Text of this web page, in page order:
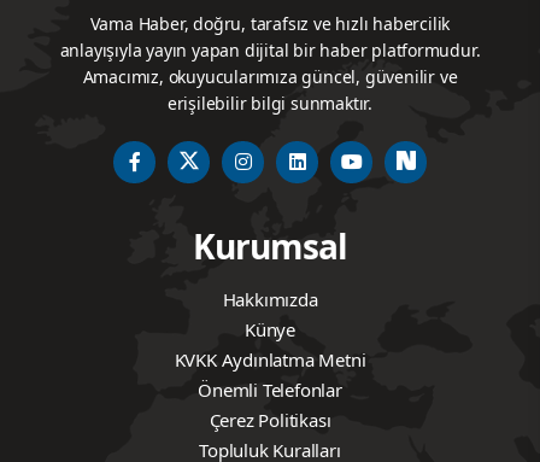
Vama Haber, doğru, tarafsız ve hızlı habercilik
anlayışıyla yayın yapan dijital bir haber platformudur.
Amacımız, okuyucularımıza güncel, güvenilir ve
erişilebilir bilgi sunmaktır.
Kurumsal
Hakkımızda
Künye
KVKK Aydınlatma Metni
Önemli Telefonlar
Çerez Politikası
Topluluk Kuralları